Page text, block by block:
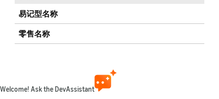
易记型名称
零售名称
（更多详情）
Welcome! Ask the DevAssistant